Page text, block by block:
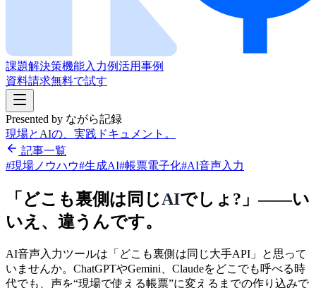
課題解決策機能入力例活用事例
資料請求無料で試す
Presented by ながら記録
現場と AIの、実践ドキュメント。
記事一覧
#現場ノウハウ#生成AI#帳票電子化#AI音声入力
「どこも裏側は 同じAIでしょ?」——い
いえ、 違うんです。
AI音声入力ツールは 「どこも裏側は同じ大手API」と 思って
いませんか。 ChatGPTやGemini、 Claudeをどこでも呼べる時
代でも、 声を“現場で使える帳票”に変えるまでの作り込みで